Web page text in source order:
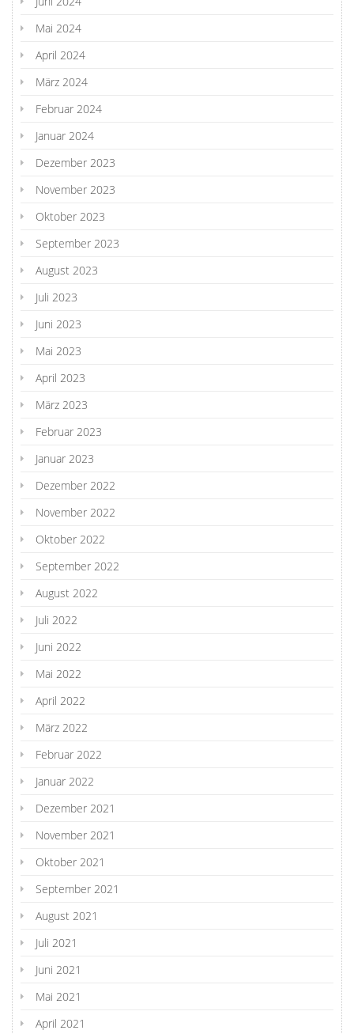
Mai 2024
April 2024
März 2024
Februar 2024
Januar 2024
Dezember 2023
November 2023
Oktober 2023
September 2023
August 2023
Juli 2023
Juni 2023
Mai 2023
April 2023
März 2023
Februar 2023
Januar 2023
Dezember 2022
November 2022
Oktober 2022
September 2022
August 2022
Juli 2022
Juni 2022
Mai 2022
April 2022
März 2022
Februar 2022
Januar 2022
Dezember 2021
November 2021
Oktober 2021
September 2021
August 2021
Juli 2021
Juni 2021
Mai 2021
April 2021